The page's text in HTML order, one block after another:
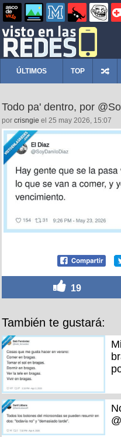
ÚLTIMOS TOP
Todo pa' dentro, por
por crisngie el 25 may 2026, 15:07
19
También te gustará: